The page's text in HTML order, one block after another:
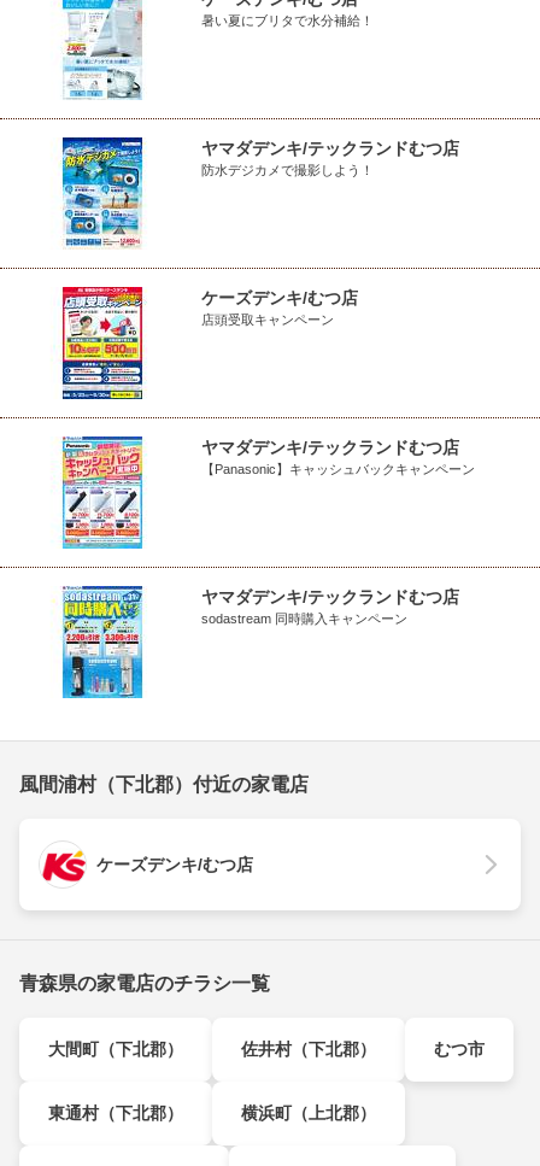
暑い夏にブリタで水分補給！
ヤマダデンキ/テックランドむつ店
防水デジカメで撮影しよう！
ケーズデンキ/むつ店
店頭受取キャンペーン
ヤマダデンキ/テックランドむつ店
【Panasonic】キャッシュバックキャンペーン
ヤマダデンキ/テックランドむつ店
sodastream 同時購入キャンペーン
風間浦村（下北郡）付近の家電店
ケーズデンキ/むつ店
青森県の家電店のチラシ一覧
大間町（下北郡） 佐井村（下北郡） むつ市
東通村（下北郡） 横浜町（上北郡）